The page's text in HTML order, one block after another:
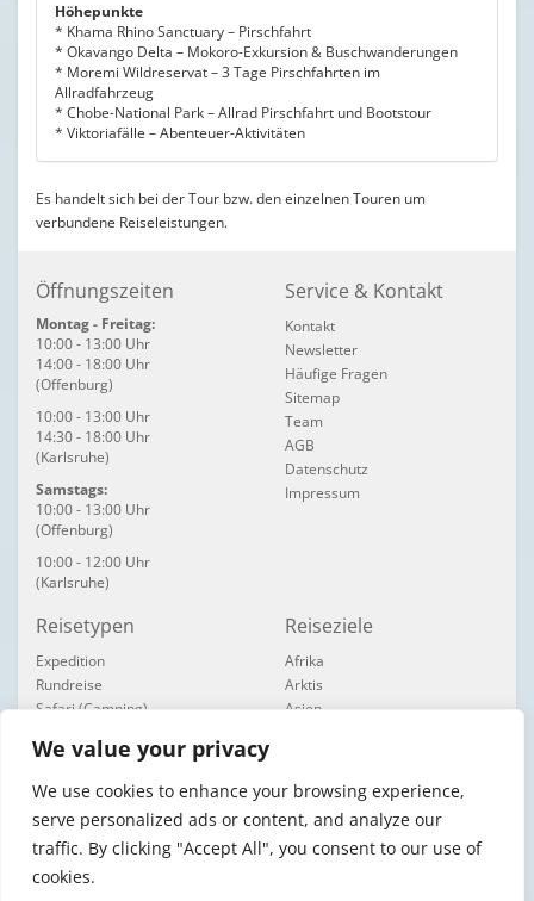
We value your privacy
We use cookies to enhance your browsing experience,
serve personalized ads or content, and analyze our
traffic. By clicking "Accept All", you consent to our use of
cookies.
Höhepunkte
* Khama Rhino Sanctuary – Pirschfahrt
* Okavango Delta – Mokoro-Exkursion & Buschwanderungen
* Moremi Wildreservat – 3 Tage Pirschfahrten im
Allradfahrzeug
* Chobe-National Park – Allrad Pirschfahrt und Bootstour
* Viktoriafälle – Abenteuer-Aktivitäten
Es handelt sich bei der Tour bzw. den einzelnen Touren um
verbundene Reiseleistungen.
Öffnungszeiten
Montag - Freitag:
10:00 - 13:00 Uhr
14:00 - 18:00 Uhr
(Offenburg)
10:00 - 13:00 Uhr
14:30 - 18:00 Uhr
(Karlsruhe)
Samstags:
10:00 - 13:00 Uhr
(Offenburg)
10:00 - 12:00 Uhr
(Karlsruhe)
Service & Kontakt
Kontakt
Newsletter
Häufige Fragen
Sitemap
Team
AGB
Datenschutz
Impressum
Reisetypen
Expedition
Rundreise
Safari (Camping)
Überland- / Trucktour
Reiseziele
Afrika
Arktis
Asien
Mittelamerika
Nordamerika
Südamerika